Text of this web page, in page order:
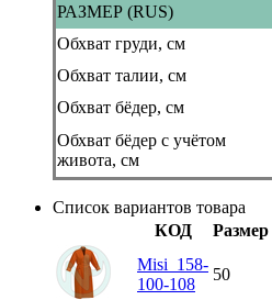
РАЗМЕР (RUS)
Обхват груди, см
Обхват талии, см
Обхват бёдер, см
Обхват бёдер с учётом
живота, см
Список вариантов товара
КОД
Размер
Misi_158-
100-108
50